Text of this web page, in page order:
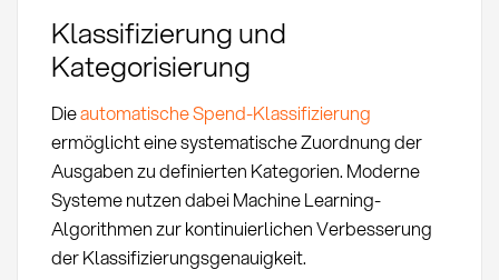
Klassifizierung und
Kategorisierung
Dieautomatische Spend-Klassifizierung
ermöglicht eine systematische Zuordnung der
Ausgaben zu definierten Kategorien. Moderne
Systeme nutzen dabei Machine Learning-
Algorithmen zur kontinuierlichen Verbesserung
der Klassifizierungsgenauigkeit.